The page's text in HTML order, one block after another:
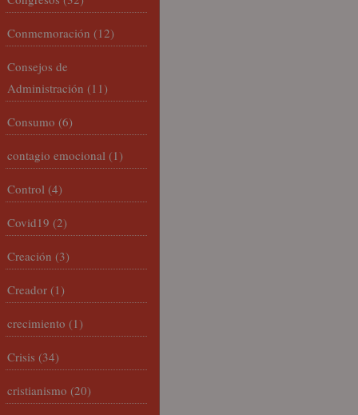
Conmemoración (12)
Consejos de
Administración (11)
Consumo (6)
contagio emocional (1)
Control (4)
Covid19 (2)
Creación (3)
Creador (1)
crecimiento (1)
Crisis (34)
cristianismo (20)